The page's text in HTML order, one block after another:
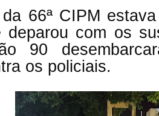
66ª CIPM
deparou com os
90
os policiais.